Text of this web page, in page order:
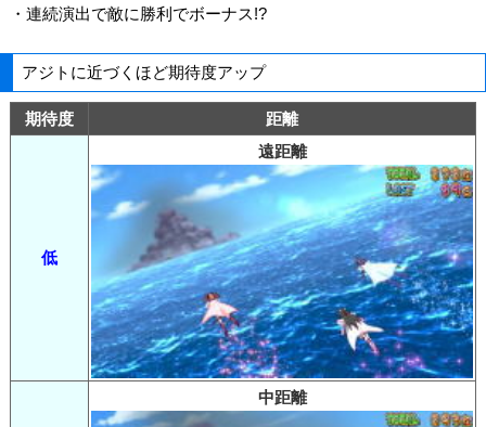
・連続演出で敵に勝利でボーナス!?
アジトに近づくほど期待度アップ
期待度 距離
低
遠距離
中距離